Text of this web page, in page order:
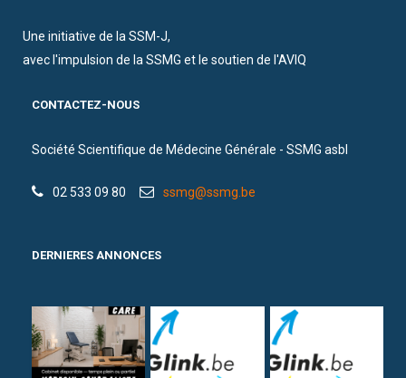
Une initiative de la SSM-J,
avec l'impulsion de la SSMG et le soutien de l'AVIQ
CONTACTEZ-NOUS
Société Scientifique de Médecine Générale - SSMG asbl
02 533 09 80 ssmg@ssmg.be
DERNIERES ANNONCES